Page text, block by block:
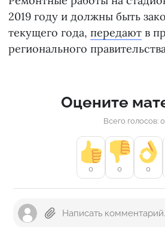
2019 году и должны быть
текущего года, передают в
регионального
Оцените
Всего голосов: 0
0 0 0